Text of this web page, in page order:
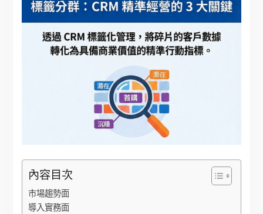
內容目次
市場趨勢面
導入實務面